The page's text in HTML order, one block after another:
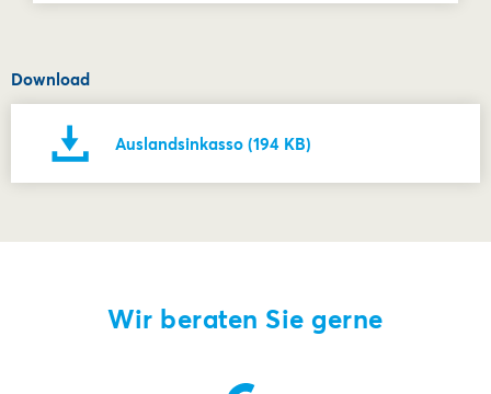
Download
Auslandsinkasso (194 KB)
Wir beraten Sie gerne